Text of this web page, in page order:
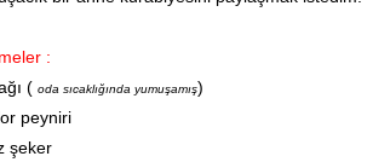
:
( oda sıcaklığında yumuşamış)
peyniri
şeker